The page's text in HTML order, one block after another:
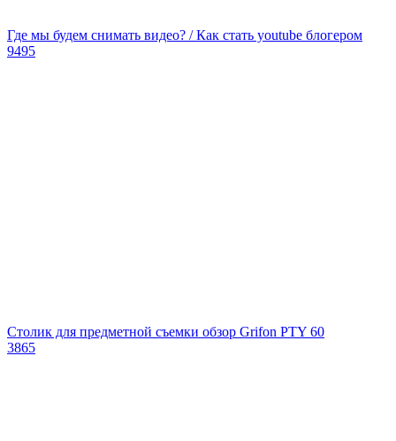
Где мы будем снимать видео? / Как стать youtube блогером
9495
Столик для предметной съемки обзор Grifon PTY 60
3865